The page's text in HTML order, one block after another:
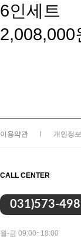
6인세트
2,008,000
이용약관 | 개인정
CALL CENTER
031)573-
월-금 09:00~18:00